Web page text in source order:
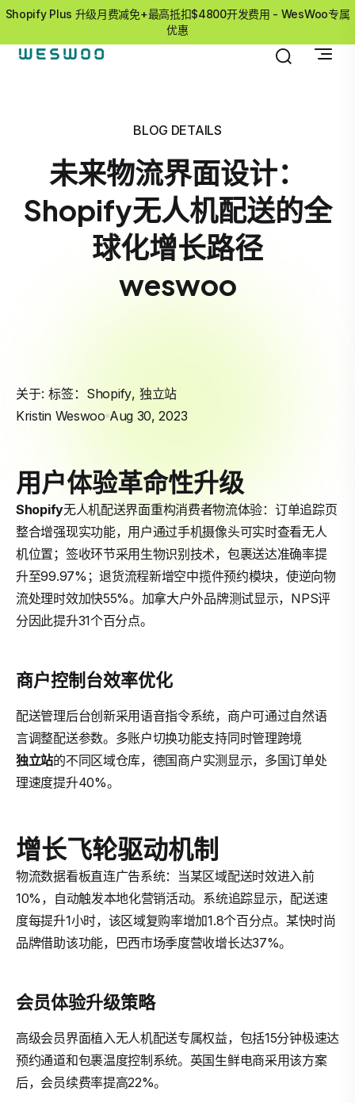
Shopify Plus 升级月费减免+最高抵扣$4800开发费用 - WesWoo专属
优惠
BLOG DETAILS
未来物流界面设计：
Shopify无人机配送的全
球化增长路径
weswoo
关于: 标签： Shopify, 独立站
Kristin Weswoo Aug 30, 2023
用户体验革命性升级
Shopify无人机配送界面重构消费者物流体验：订单追踪页
整合增强现实功能，用户通过手机摄像头可实时查看无人
机位置；签收环节采用生物识别技术，包裹送达准确率提
升至99.97%；退货流程新增空中揽件预约模块，使逆向物
流处理时效加快55%。加拿大户外品牌测试显示，NPS评
分因此提升31个百分点。
商户控制台效率优化
配送管理后台创新采用语音指令系统，商户可通过自然语
言调整配送参数。多账户切换功能支持同时管理跨境
独立站的不同区域仓库，德国商户实测显示，多国订单处
理速度提升40%。
增长飞轮驱动机制
物流数据看板直连广告系统：当某区域配送时效进入前
10%，自动触发本地化营销活动。系统追踪显示，配送速
度每提升1小时，该区域复购率增加1.8个百分点。某快时尚
品牌借助该功能，巴西市场季度营收增长达37%。
会员体验升级策略
高级会员界面植入无人机配送专属权益，包括15分钟极速达
预约通道和包裹温度控制系统。英国生鲜电商采用该方案
后，会员续费率提高22%。